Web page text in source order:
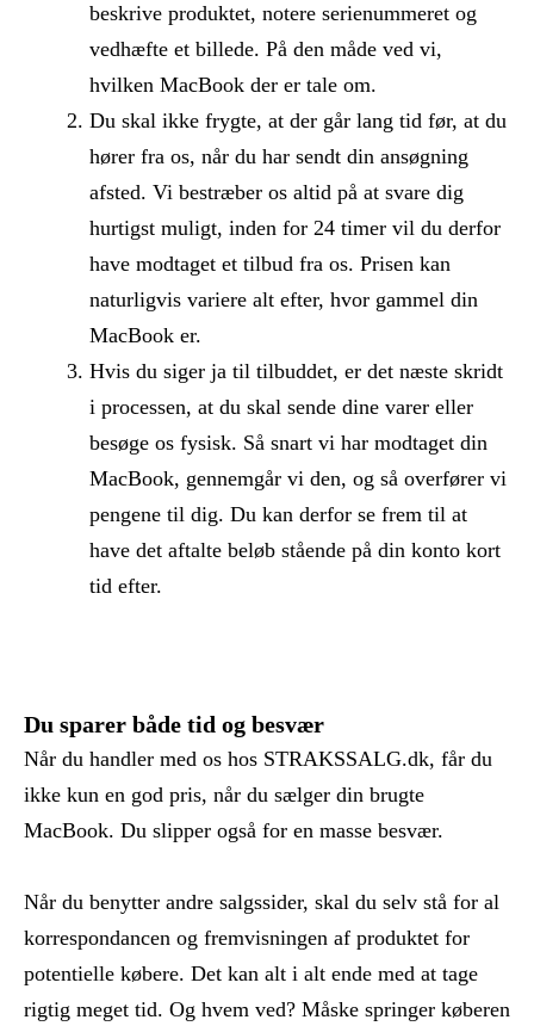
beskrive produktet, notere serienummeret og
vedhæfte et billede. På den måde ved vi,
hvilken MacBook der er tale om.
Du skal ikke frygte, at der går lang tid før, at du
hører fra os, når du har sendt din ansøgning
afsted. Vi bestræber os altid på at svare dig
hurtigst muligt, inden for 24 timer vil du derfor
have modtaget et tilbud fra os. Prisen kan
naturligvis variere alt efter, hvor gammel din
MacBook er.
Hvis du siger ja til tilbuddet, er det næste skridt
i processen, at du skal sende dine varer eller
besøge os fysisk. Så snart vi har modtaget din
MacBook, gennemgår vi den, og så overfører vi
pengene til dig. Du kan derfor se frem til at
have det aftalte beløb stående på din konto kort
tid efter.
Du sparer både tid og besvær
Når du handler med os hos STRAKSSALG.dk, får du
ikke kun en god pris, når du sælger din brugte
MacBook. Du slipper også for en masse besvær.
Når du benytter andre salgssider, skal du selv stå for al
korrespondancen og fremvisningen af produktet for
potentielle købere. Det kan alt i alt ende med at tage
rigtig meget tid. Og hvem ved? Måske springer køberen